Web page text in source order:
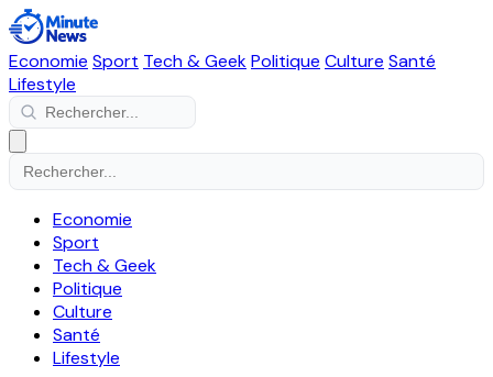
Economie Sport Tech & GeekPolitique Culture Santé
Lifestyle
Economie
Sport
Tech & Geek
Politique
Culture
Santé
Lifestyle